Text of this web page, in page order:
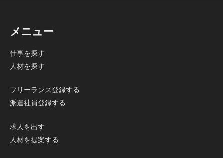
メニュー
仕事を探す
人材を探す
フリーランス登録する
派遣社員登録する
求人を出す
人材を提案する